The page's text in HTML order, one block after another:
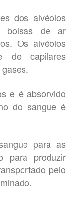
dos alvéolos
bolsas de ar
Os alvéolos
de capilares
e é absorvido
do sangue é
para as
para produzir
pelo